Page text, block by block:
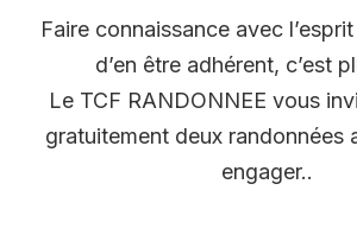
Faire connaissance avec
d’en être adhérent, c’est
Le TCF RANDONNEE vous
gratuitement deux randonnées
engager..